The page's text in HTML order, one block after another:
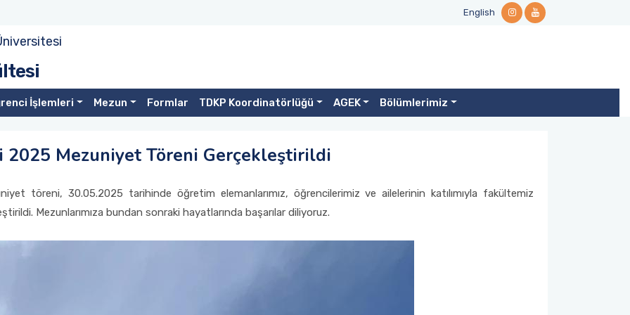
English
İşlemleri Mezun Formlar TDKP Koordinatörlüğü AGEK Bölümlerimiz
Mezuniyet Töreni Gerçekleştirildi
töreni, 30.05.2025 tarihinde öğretim elemanlarımız, öğrencilerimiz ve ailelerinin katılımıyla fakültemiz
Mezunlarımıza bundan sonraki hayatlarında başarılar diliyoruz.